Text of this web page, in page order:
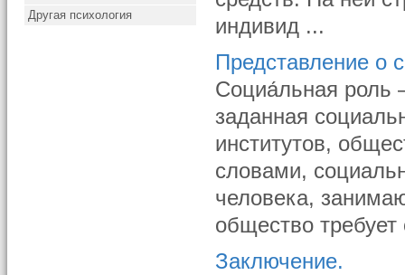
Другая психология
индивид ...
Представление о
Социа́льная роль
заданная
институтов,
словами,
человека,
общество
Заключение.